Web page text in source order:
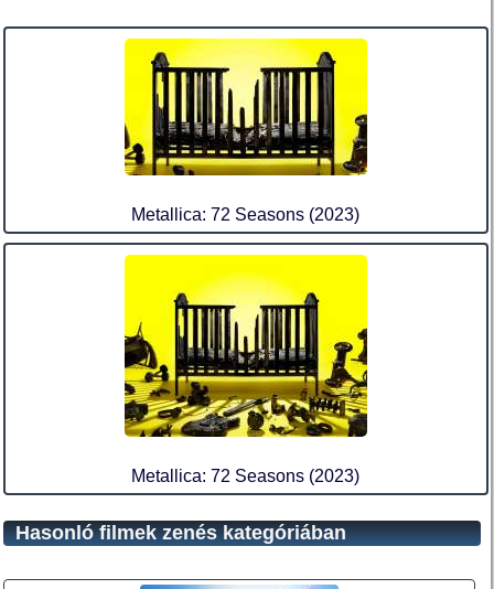
Metallica: 72 Seasons (2023)
Metallica: 72 Seasons (2023)
Hasonló filmek zenés kategóriában